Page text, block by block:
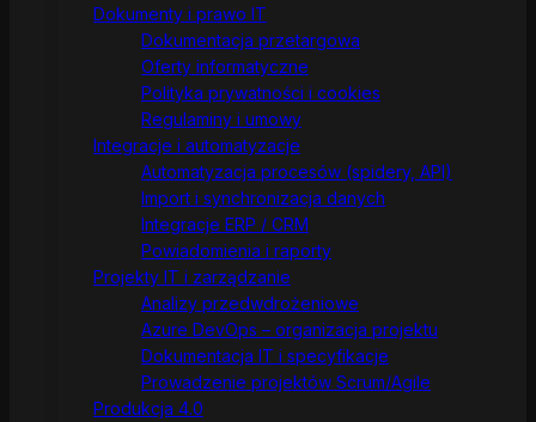
Dokumenty i prawo IT
Dokumentacja przetargowa
Oferty informatyczne
Polityka prywatności i cookies
Regulaminy i umowy
Integracje i automatyzacje
Automatyzacja procesów (spidery, API)
Import i synchronizacja danych
Integracje ERP / CRM
Powiadomienia i raporty
Projekty IT i zarządzanie
Analizy przedwdrożeniowe
Azure DevOps – organizacja projektu
Dokumentacja IT i specyfikacje
Prowadzenie projektów Scrum/Agile
Produkcja 4.0